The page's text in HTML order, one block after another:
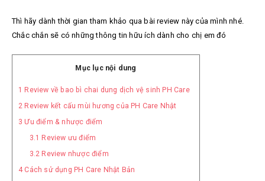
Thì hãy dành thời gian tham khảo qua bài review này của mình nhé.
Chắc chắn sẽ có những thông tin hữu ích dành cho chị em đó
Mục lục nội dung
1 Review về bao bì chai dung dịch vệ sinh PH Care
2 Review kết cấu mùi hương của PH Care Nhật
3 Ưu điểm & nhược điểm
3.1 Review ưu điểm
3.2 Review nhược điểm
4Cách sử dụng PH Care Nhật Bản